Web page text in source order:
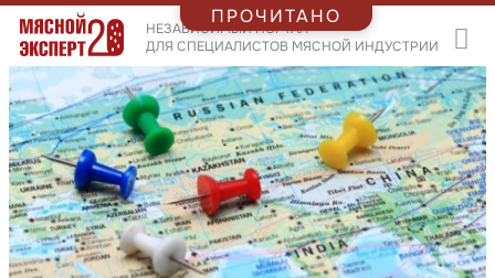
НЕЗАВИСИМЫЙ ПОРТАЛ
ДЛЯ СПЕЦИАЛИСТОВ МЯСНОЙ ИНДУСТРИИ
ПРОЧИТАНО